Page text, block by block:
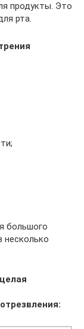
продукты. Это
рта.
большого
несколько